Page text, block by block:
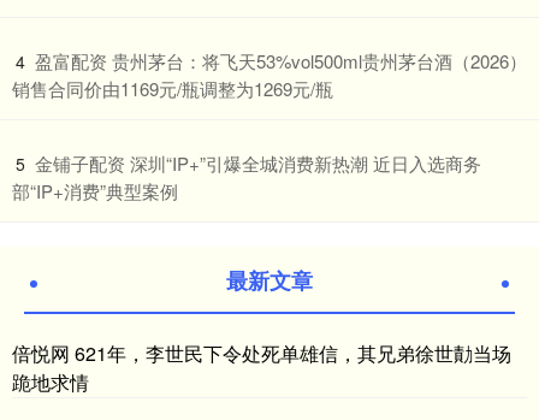
4 ​盈富配资 贵州茅台：将飞天53%vol500ml贵州茅台酒（2026）
销售合同价由1169元/瓶调整为1269元/瓶
5 ​金铺子配资 深圳“IP+”引爆全城消费新热潮 近日入选商务
部“IP+消费”典型案例
最新文章
倍悦网 621年，李世民下令处死单雄信，其兄弟徐世勣当场
跪地求情